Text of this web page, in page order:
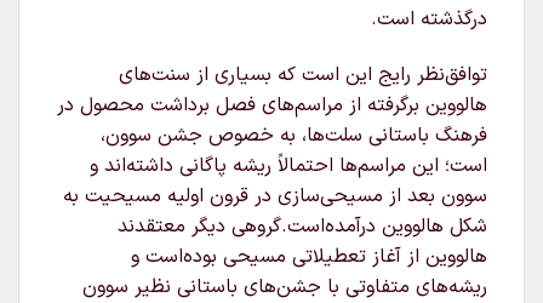
درگذشته است.
توافق‌نظر رایج این است که بسیاری از سنت‌های
هالووین برگرفته از مراسم‌های فصل برداشت محصول در
فرهنگ باستانی سلت‌ها، به خصوص جشن سوون،
است؛ این مراسم‌ها احتمالاً ریشه پاگانی داشته‌اند و
سوون بعد از مسیحی‌سازی در قرون اولیه مسیحیت به
شکل هالووین درآمده‌است.گروهی دیگر معتقدند
هالووین از آغاز تعطیلاتی مسیحی بوده‌است و
ریشه‌های متفاوتی با جشن‌های باستانی نظیر سوون